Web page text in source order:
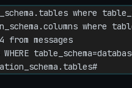
where
where
messages